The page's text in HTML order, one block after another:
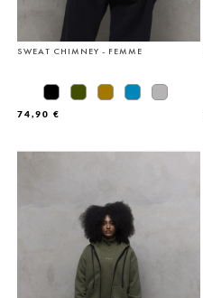
SWEAT CHIMNEY - FEMME
74,90 €